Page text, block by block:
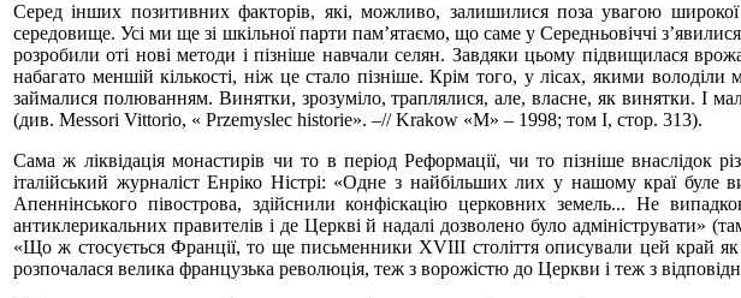
Серед інших позитивних факторів, які, можливо, залишилися поза увагою
середовище. Усі ми ще зі шкільної парти пам’ятаємо, що саме у Середньовіччі
розробили оті нові методи і пізніше навчали селян. Завдяки цьому підвищилася
набагато меншій кількості, ніж це стало пізніше. Крім того, у лісах, якими
займалися полюванням. Винятки, зрозуміло, траплялися, але, власне, як винятки. І
(див. Messori Vittorio, « Przemyslec historie». –// Krakow «М» – 1998; том І, стор. 313).
Сама ж ліквідація монастирів чи то в період Реформації, чи то пізніше
італійський журналіст Енріко Ністрі: «Одне з найбільших лих у нашому краї
Апеннінського півострова, здійснили конфіскацію церковних земель... Не
антиклерикальних правителів і де Церкві й надалі дозволено було
«Що ж стосується Франції, то ще письменники ХVIII століття описували цей край
розпочалася велика французька революція, теж з ворожістю до Церкви і теж з